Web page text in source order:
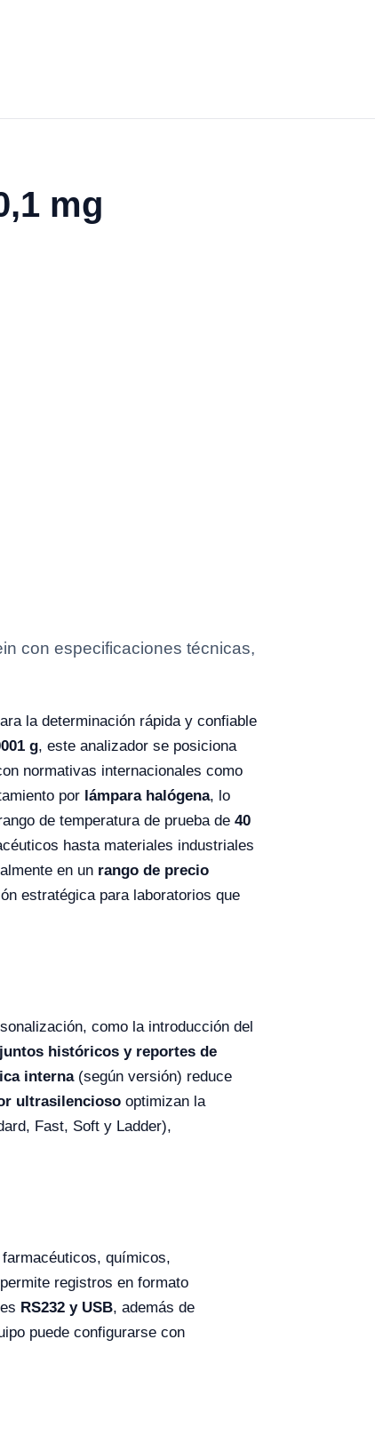
mg
con especificaciones técnicas,
la determinación rápida y confiable
g, este analizador se posiciona
normativas internacionales como
por lámpara halógena, lo
de temperatura de prueba de 40
hasta materiales industriales
en un rango de precio
estratégica para laboratorios que
como la introducción del
históricos y reportes de
interna(según versión) reduce
ultrasilencioso optimizan la
Fast, Soft y Ladder),
químicos,
registros en formato
RS232 y USB, además de
puede configurarse con